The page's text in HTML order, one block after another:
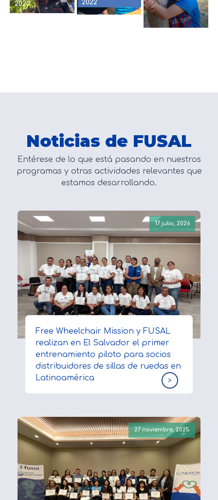
2023 2022
Noticias de FUSAL
Entérese de lo que está pasando en nuestros
programas y otras actividades relevantes que
estamos desarrollando.
17 julio, 2026
Free Wheelchair Mission y FUSAL
realizan en El Salvador el primer
entrenamiento piloto para socios
distribuidores de sillas de ruedas en
Latinoamérica
>
27 noviembre, 2025